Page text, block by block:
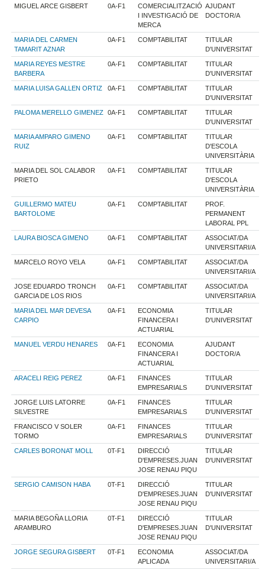
MIGUEL ARCE GISBERT 0A-F1
COMERCIALITZACIÓ
I INVESTIGACIÓ DE
MERCA
AJUDANT
DOCTOR/A
MARIA DEL CARMEN
TAMARIT AZNAR
0A-F1 COMPTABILITAT
TITULAR
D'UNIVERSITAT
MARIA REYES MESTRE
BARBERA
0A-F1 COMPTABILITAT
TITULAR
D'UNIVERSITAT
MARIA LUISA GALLEN ORTIZ 0A-F1 COMPTABILITAT
TITULAR
D'UNIVERSITAT
PALOMA MERELLO GIMENEZ 0A-F1 COMPTABILITAT
TITULAR
D'UNIVERSITAT
MARIA AMPARO GIMENO
RUIZ
0A-F1 COMPTABILITAT
TITULAR
D'ESCOLA
UNIVERSITÀRIA
MARIA DEL SOL CALABOR
PRIETO
0A-F1 COMPTABILITAT
TITULAR
D'ESCOLA
UNIVERSITÀRIA
GUILLERMO MATEU
BARTOLOME
0A-F1 COMPTABILITAT
PROF.
PERMANENT
LABORAL PPL
LAURA BIOSCA GIMENO 0A-F1 COMPTABILITAT
ASSOCIAT/DA
UNIVERSITARI/A
MARCELO ROYO VELA 0A-F1 COMPTABILITAT
ASSOCIAT/DA
UNIVERSITARI/A
JOSE EDUARDO TRONCH
GARCIA DE LOS RIOS
0A-F1 COMPTABILITAT
ASSOCIAT/DA
UNIVERSITARI/A
MARIA DEL MAR DEVESA
CARPIO
0A-F1
ECONOMIA
FINANCERA I
ACTUARIAL
TITULAR
D'UNIVERSITAT
MANUEL VERDU HENARES 0A-F1
ECONOMIA
FINANCERA I
ACTUARIAL
AJUDANT
DOCTOR/A
ARACELI REIG PEREZ 0A-F1
FINANCES
EMPRESARIALS
TITULAR
D'UNIVERSITAT
JORGE LUIS LATORRE
SILVESTRE
0A-F1
FINANCES
EMPRESARIALS
TITULAR
D'UNIVERSITAT
FRANCISCO V SOLER
TORMO
0A-F1
FINANCES
EMPRESARIALS
TITULAR
D'UNIVERSITAT
CARLES BORONAT MOLL 0T-F1
DIRECCIÓ
D'EMPRESES.JUAN
JOSE RENAU PIQU
TITULAR
D'UNIVERSITAT
SERGIO CAMISON HABA 0T-F1
DIRECCIÓ
D'EMPRESES.JUAN
JOSE RENAU PIQU
TITULAR
D'UNIVERSITAT
MARIA BEGOÑA LLORIA
ARAMBURO
0T-F1
DIRECCIÓ
D'EMPRESES.JUAN
JOSE RENAU PIQU
TITULAR
D'UNIVERSITAT
JORGE SEGURA GISBERT 0T-F1
ECONOMIA
APLICADA
ASSOCIAT/DA
UNIVERSITARI/A